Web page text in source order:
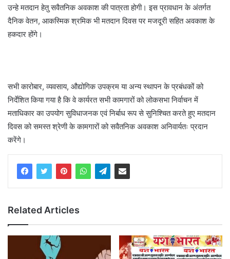
उन्हे मतदान हेतु सवैतनिक अवकाश की पात्रता होगी। इस प्रावधान के अंतर्गत
दैनिक वेतन, आकस्मिक श्रमिक भी मतदान दिवस पर मजदूरी सहित अवकाश के
हकदार होंगे।
सभी कारोबार, व्यवसाय, औद्योगिक उपक्रम या अन्य स्थापन के प्रबंधकों को
निर्देशित किया गया है कि वे कार्यरत सभी कामगारों को लोकसभा निर्वाचन में
मताधिकार का उपयोग सुविधाजनक एवं निर्बाध रूप से सुनिश्चित करते हुए मतदान
दिवस को समस्त श्रेणी के कामगारों को सवैतनिक अवकाश अनिवार्यतः प्रदान
करेंगे।
Related Articles